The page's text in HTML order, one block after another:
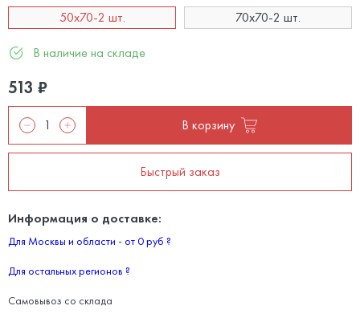
50x70-2 шт.
70x70-2 шт.
В наличие на складе
513 ₽
В корзину
Быстрый заказ
Информация о доставке:
Для Москвы и области - от 0 руб ?
Для остальных регионов ?
Самовывоз со склада